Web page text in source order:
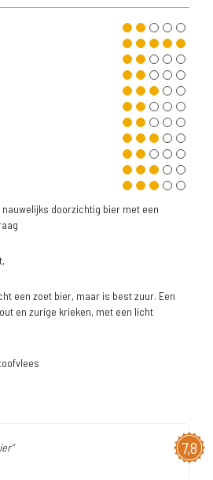
doorzichtig bier met een
een zoet bier, maar is best zuur. Een
en zurige krieken, met een licht
7,8